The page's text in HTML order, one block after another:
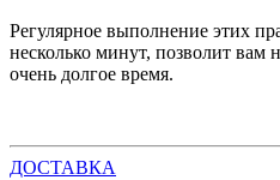
Регулярное выполнение этих
несколько минут, позволит вам
очень долгое время.
ДОСТАВКА